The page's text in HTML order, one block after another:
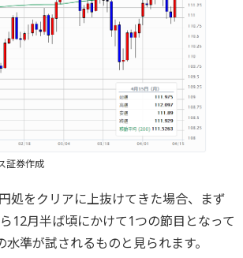
証券作成
処をクリアに上抜けてきた場合、まず
12月半ば頃にかけて1つの節目となって
準が試されるものと見られます。